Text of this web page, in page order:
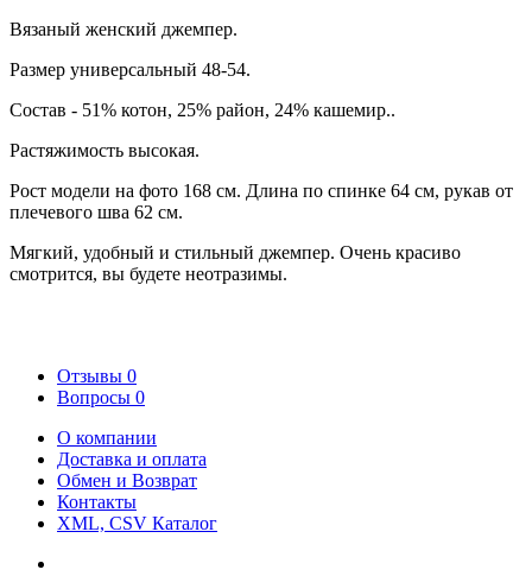
Вязаный женский джемпер.
Размер универсальный 48-54.
Состав - 51% котон, 25% район, 24% кашемир..
Растяжимость высокая.
Рост модели на фото 168 см. Длина по спинке 64 см, рукав от
плечевого шва 62 см.
Мягкий, удобный и стильный джемпер. Очень красиво
смотрится, вы будете неотразимы.
Отзывы 0
Вопросы 0
О компании
Доставка и оплата
Обмен и Возврат
Контакты
XML, CSV Каталог